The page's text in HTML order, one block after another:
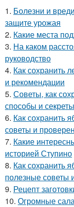
1. Болезни и
защите урожая
2. Какие места
3. На каком
руководство
4. Как сохранить
и рекомендации
5. Советы, как
способы и секреты
6. Как сохранить
советы и
7. Какие
историей Ступино
8. Как сохранить
полезные советы
9. Рецепт
10. Огромные